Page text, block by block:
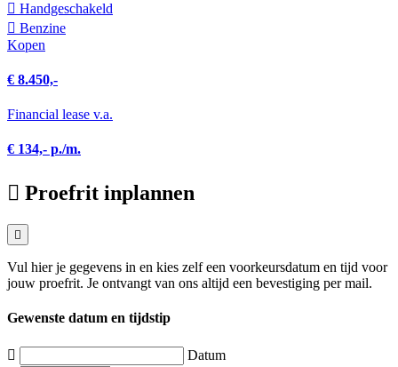
Hand­geschakeld
Benzine
Kopen
€ 8.450,-
Financial lease v.a.
€ 134,- p./m.
Proefrit inplannen
Vul hier je gegevens in en kies zelf een voorkeursdatum en tijd voor
jouw proefrit. Je ontvangt van ons altijd een bevestiging per mail.
Gewenste datum en tijdstip
Datum